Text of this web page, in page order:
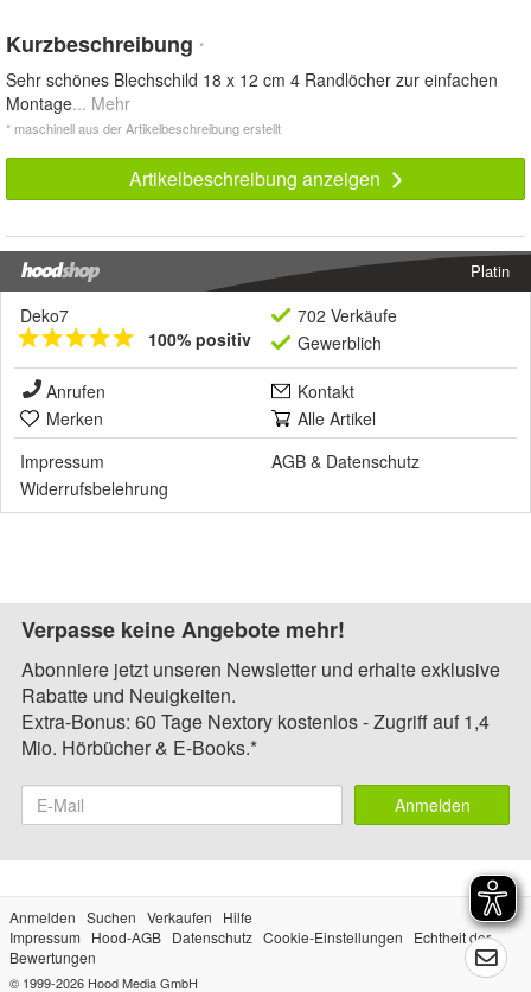
Kurzbeschreibung *
Sehr schönes Blechschild 18 x 12 cm 4 Randlöcher zur einfachen
Montage... Mehr
* maschinell aus der Artikelbeschreibung erstellt
Artikelbeschreibung anzeigen
Platin
Deko7
100% positiv
702 Verkäufe
Gewerblich
Anrufen
Kontakt
Merken
Alle Artikel
Impressum
AGB & Datenschutz
Widerrufsbelehrung
Verpasse keine Angebote mehr!
Abonniere jetzt unseren Newsletter und erhalte exklusive
Rabatte und Neuigkeiten.
Extra-Bonus: 60 Tage Nextory kostenlos - Zugriff auf 1,4
Mio. Hörbücher & E-Books.*
Anmelden
Anmelden Suchen Verkaufen
Hilfe
Impressum
Hood-AGB Datenschutz Cookie-Einstellungen
Echtheit der
Bewertungen
© 1999-2026 Hood Media GmbH